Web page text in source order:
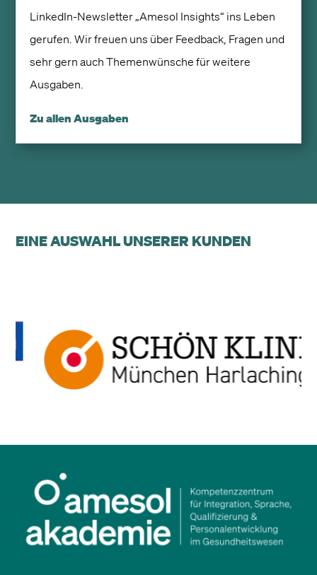
LinkedIn-Newsletter „Amesol Insights“ ins Leben
gerufen. Wir freuen uns über Feedback, Fragen und
sehr gern auch Themenwünsche für weitere
Ausgaben.
Zu allen Ausgaben
EINE AUSWAHL UNSERER KUNDEN